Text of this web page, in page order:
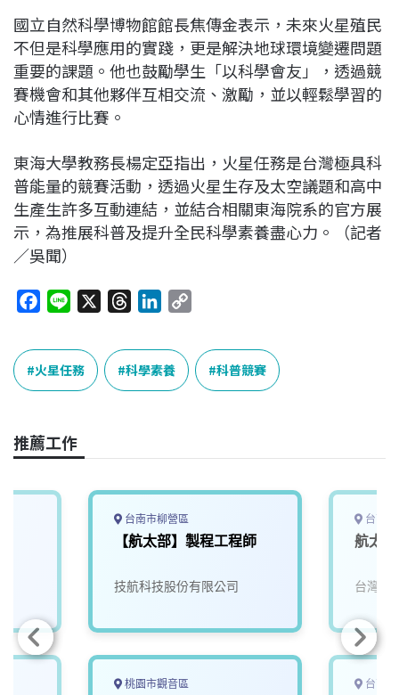
國立自然科學博物館館長焦傳金表示，未來火星殖民
不但是科學應用的實踐，更是解決地球環境變遷問題
重要的課題。他也鼓勵學生「以科學會友」，透過競
賽機會和其他夥伴互相交流、激勵，並以輕鬆學習的
心情進行比賽。
東海大學教務長楊定亞指出，火星任務是台灣極具科
普能量的競賽活動，透過火星生存及太空議題和高中
生產生許多互動連結，並結合相關東海院系的官方展
示，為推展科普及提升全民科學素養盡心力。（記者
／吳聞）
c
e
b
o
k
n
e
r
e
a
n
k
e
n
y
k
火星任務 科學素養 科普競賽
推薦工作
台南市柳營區
【航太部】製程工程師
技航科技股份有限公司
桃園市觀音區
台南
航太
台灣穗
台南